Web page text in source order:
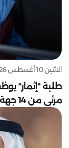
الاثنين 10 أغسطس 2026
طلبة "إثمار"
مرئي من 14 جهة حكومية بإمارة الشارقة